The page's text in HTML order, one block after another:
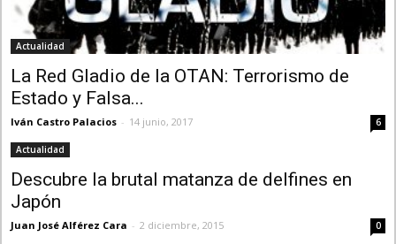
Actualidad
La Red Gladio de la OTAN: Terrorismo de
Estado y Falsa...
Iván Castro Palacios - 14 junio, 2017 6
Actualidad
Descubre la brutal matanza de delfines en
Japón
Juan José Alférez Cara - 2 diciembre, 2015 0